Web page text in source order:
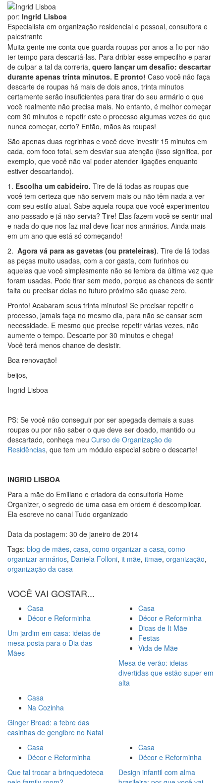
por: Ingrid Lisboa
Especialista em organização residencial e pessoal, consultora e
palestrante
Muita gente me conta que guarda roupas por anos a fio por não
ter tempo para descartá-las. Para driblar esse empecilho e parar
de culpar a tal da correria, quero lançar um desafio: descartar
durante apenas trinta minutos. E pronto! Caso você não faça
descarte de roupas há mais de dois anos, trinta minutos
certamente serão insuficientes para tirar do seu armário o que
você realmente não precisa mais. No entanto, é melhor começar
com 30 minutos e repetir este o processo algumas vezes do que
nunca começar, certo? Então, mãos às roupas!
São apenas duas regrinhas e você deve investir 15 minutos em
cada, com foco total, sem desviar sua atenção (isso significa, por
exemplo, que você não vai poder atender ligações enquanto
estiver descartando).
1. Escolha um cabideiro. Tire de lá todas as roupas que
você tem certeza que não servem mais ou não têm nada a ver
com seu estilo atual. Sabe aquela roupa que você experimentou
ano passado e já não servia? Tire! Elas fazem você se sentir mal
e nada do que nos faz mal deve ficar nos armários. Ainda mais
em um ano que está só começando!
2. Agora vá para as gavetas (ou prateleiras). Tire de lá todas
as peças muito usadas, com a cor gasta, com furinhos ou
aquelas que você simplesmente não se lembra da última vez que
foram usadas. Pode tirar sem medo, porque as chances de sentir
falta ou precisar delas no futuro próximo são quase zero.
Pronto! Acabaram seus trinta minutos! Se precisar repetir o
processo, jamais faça no mesmo dia, para não se cansar sem
necessidade. E mesmo que precise repetir várias vezes, não
aumente o tempo. Descarte por 30 minutos e chega!
Você terá menos chance de desistir.
Boa renovação!
beijos,
Ingrid Lisboa
PS: Se você não conseguir por ser apegada demais a suas
roupas ou por não saber o que deve ser doado, mantido ou
descartado, conheça meu Curso de Organização de
Residências, que tem um módulo especial sobre o descarte!
INGRID LISBOA
Para a mãe do Emiliano e criadora da consultoria Home
Organizer, o segredo de uma casa em ordem é descomplicar.
Ela escreve no canal Tudo organizado
Data da postagem: 30 de janeiro de 2014
Tags: blog de mães, casa, como organizar a casa, como
organizar armários, Daniela Folloni, it mãe, itmae, organização,
organização da casa
VOCÊ VAI GOSTAR...
Casa
Décor e Reforminha
Um jardim em casa: ideias de
mesa posta para o Dia das
Mães
Casa
Décor e Reforminha
Dicas de It Mãe
Festas
Vida de Mãe
Mesa de verão: ideias
divertidas que estão super em
alta
Casa
Na Cozinha
Ginger Bread: a febre das
casinhas de gengibre no Natal
Casa
Décor e Reforminha
Que tal trocar a brinquedoteca
Casa
Décor e Reforminha
Design infantil com alma